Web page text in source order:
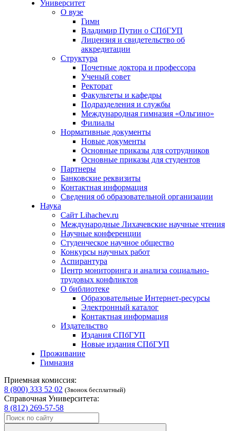
Университет
О вузе
Гимн
Владимир Путин о СПбГУП
Лицензия и свидетельство об
аккредитации
Структура
Почетные доктора и профессора
Ученый совет
Ректорат
Факультеты и кафедры
Подразделения и службы
Международная гимназия «Ольгино»
Филиалы
Нормативные документы
Новые документы
Основные приказы для сотрудников
Основные приказы для студентов
Партнеры
Банковские реквизиты
Контактная информация
Сведения об образовательной организации
Наука
Сайт Lihachev.ru
Международные Лихачевские научные чтения
Научные конференции
Студенческое научное общество
Конкурсы научных работ
Аспирантура
Центр мониторинга и анализа социально-
трудовых конфликтов
О библиотеке
Образовательные Интернет-ресурсы
Электронный каталог
Контактная информация
Издательство
Издания СПбГУП
Новые издания СПбГУП
Проживание
Гимназия
Приемная комиссия:
8 (800) 333 52 02 (Звонок бесплатный)
Справочная Университета:
8 (812) 269-57-58